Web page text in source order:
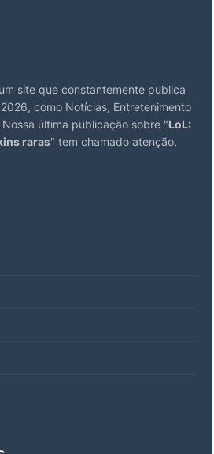
site que constantemente publica
como Notícias, Entretenimento
última publicação sobre "LoL:
raras" tem chamado atenção,